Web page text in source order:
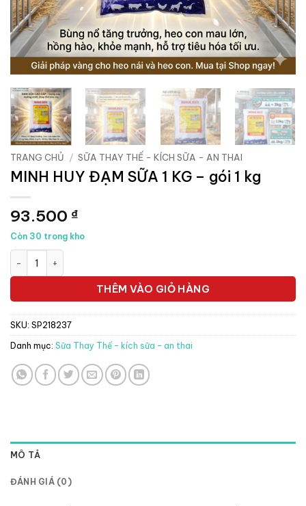
TRANG CHỦ / SỮA THAY THẾ - KÍCH SỮA - AN THAI
MINH HUY ĐẠM SỮA 1 KG – gói 1 kg
93.500 ₫
Còn 30 trong kho
THÊM VÀO GIỎ HÀNG
SKU: SP218237
Danh mục: Sữa Thay Thế - kích sữa - an thai
MÔ TẢ
ĐÁNH GIÁ (0)